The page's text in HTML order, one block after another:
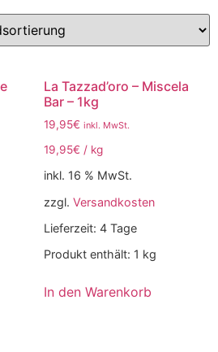
La Tazzad’oro – Miscela
Bar – 1kg
19,95€ inkl. MwSt.
19,95€ / kg
inkl. 16 % MwSt.
zzgl. Versandkosten
Lieferzeit: 4 Tage
Produkt enthält: 1 kg
In den Warenkorb